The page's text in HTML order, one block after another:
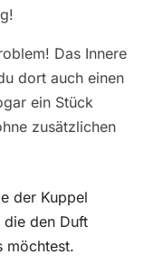
Das Innere
dort auch einen
ein Stück
zusätzlichen
der Kuppel
den Duft
möchtest.